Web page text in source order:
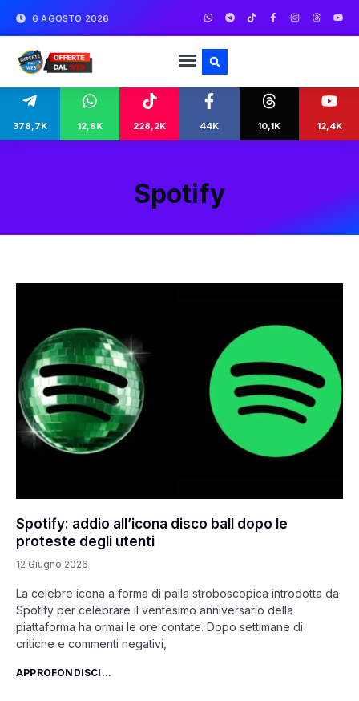
6 AGOSTO 2026
378,7K 12,6K 228,2K 44K 10,1K 12,4K
Spotify
Spotify: addio all’icona disco ball dopo le
proteste degli utenti
12 Giugno 2026
La celebre icona a forma di palla stroboscopica introdotta da
Spotify per celebrare il ventesimo anniversario della
piattaforma ha ormai le ore contate. Dopo settimane di
critiche e commenti negativi,
APPROFONDISCI...